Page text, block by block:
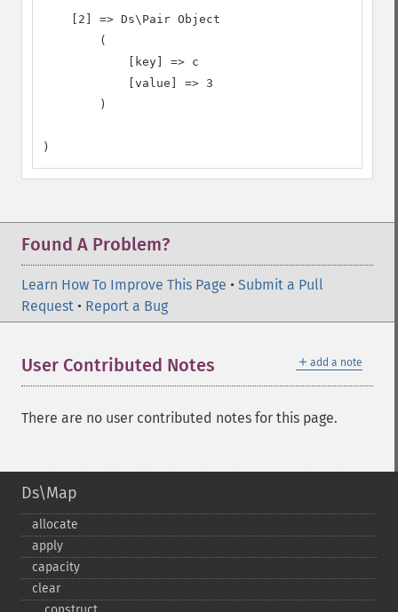
    [2] => Ds\Pair Object
        (
            [key] => c
            [value] => 3
        )
)
Found A Problem?
Learn How To Improve This Page • Submit a Pull
Request • Report a Bug
＋ add a note
User Contributed Notes
There are no user contributed notes for this page.
Ds\Map
allocate
apply
capacity
clear